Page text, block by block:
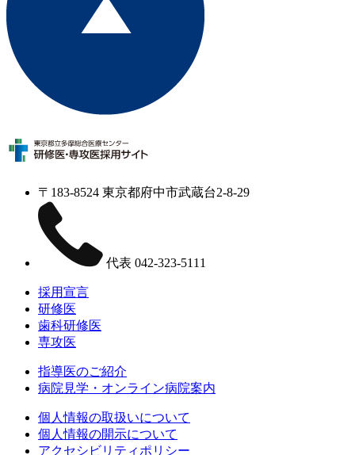
〒183-8524 東京都府中市武蔵台2-8-29
代表 042-323-5111
採用宣言
研修医
歯科研修医
専攻医
指導医のご紹介
病院見学・オンライン病院案内
個人情報の取扱いについて
個人情報の開示について
アクセシビリティポリシー